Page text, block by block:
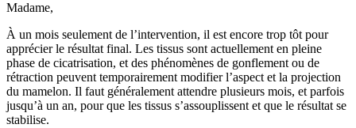
Madame,
À un mois seulement de l’intervention, il est encore trop tôt pour
apprécier le résultat final. Les tissus sont actuellement en pleine
phase de cicatrisation, et des phénomènes de gonflement ou de
rétraction peuvent temporairement modifier l’aspect et la projection
du mamelon. Il faut généralement attendre plusieurs mois, et parfois
jusqu’à un an, pour que les tissus s’assouplissent et que le résultat se
stabilise.